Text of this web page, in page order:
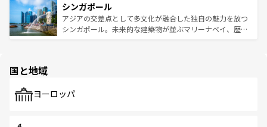
参照してほしい。
激する。気候は一年中温暖で、どの季節にも異なる楽しみ
が待っている。親しみやすいタイの人々、仏教を中心とし
た文化、そして多様な観光資源が、訪れる旅人を魅了し続
み、どこを訪れても感動するはず。観光スポットが密集し
ており、効率よく見どころを回れるのも魅力。息をのむよ
うな絶景から文化的な体験まで、香港を存分に楽しみ尽く
シンガポール
アジアの交差点として多文化が融合した独自の魅力を放つ
シンガポール。未来的な建築物が並ぶマリーナベイ、歴史
で、ホーカーズは地元の風情を楽しめる外せないスポット
国と地域
ヨーロッパ